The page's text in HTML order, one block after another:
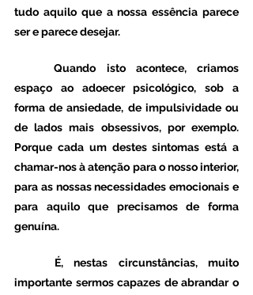
tudo aquilo que a nossa essência parece
ser e parece desejar.
	Quando isto acontece, criamos
espaço ao adoecer psicológico, sob a
forma de ansiedade, de impulsividade ou
de lados mais obsessivos, por exemplo.
Porque cada um destes sintomas está a
chamar-nos à atenção para o nosso interior,
para as nossas necessidades emocionais e
para aquilo que precisamos de forma
genuína.
importante sermos capazes de abrandar o